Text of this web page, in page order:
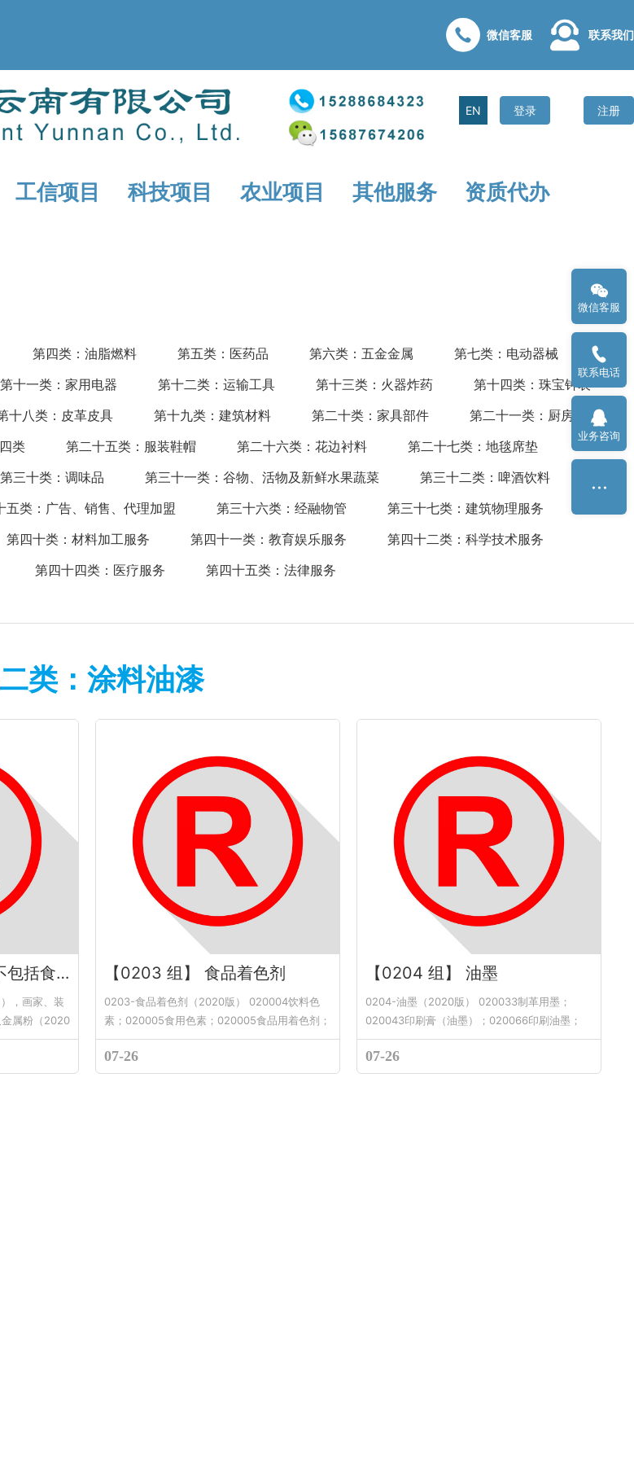
微信客服 联系我们
登录 注册
EN
工信项目 科技项目 农业项目 其他服务 资质代办
第四类：油脂燃料 第五类：医药品 第六类：五金金属
第七类：电动器械
第十一类：家用电器 第十二类：运输工具 第十三类：火器炸药
第十四类：珠宝钟表
十八类：皮革皮具 第十九类：建筑材料 第二十类：家具部件
第二十一类：厨房洁具
类 第二十五类：服装鞋帽 第二十六类：花边衬料
第二十七类：地毯席垫
第三十类：调味品 第三十一类：谷物、活物及新鲜水果蔬菜
第三十二类：啤酒饮料
五类：广告、销售、代理加盟 第三十六类：经融物管
第三十七类：建筑物理服务
第四十类：材料加工服务 第四十一类：教育娱乐服务
第四十二类：科学技术服务
第四十四类：医疗服务 第四十五类：法律服务
类：涂料油漆
【0202 组】 颜料（不包括食用、绝缘用），画家、装饰家、印刷商和艺术家用金属箔及金属粉
，画家、装
属粉（2020
【0203 组】 食品着色剂
0203-食品着色剂（2020版） 020004饮料色
素；020005食用色素；020005食品用着色剂；
020...
07-26
【0204 组】 油墨
0204-油墨（2020版） 020033制革用墨；
020043印刷膏（油墨）；020066印刷油墨；
02006...
07-26
微信客服
联系电话
业务咨询